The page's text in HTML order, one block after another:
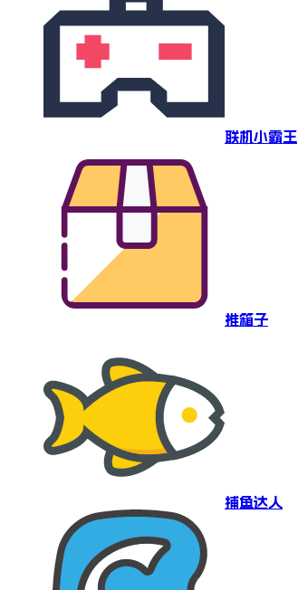
联机小霸王
推箱子
捕鱼达人